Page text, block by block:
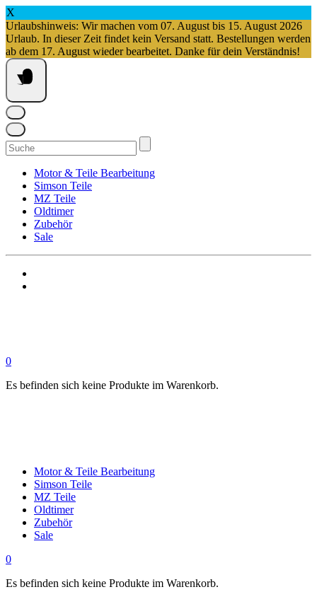
X
Urlaubshinweis: Wir machen vom 07. August bis 15. August 2026
Urlaub. In dieser Zeit findet kein Versand statt. Bestellungen werden
ab dem 17. August wieder bearbeitet. Danke für dein Verständnis!
Springe
zum
Inhalt
Suchen
nach:
Motor & Teile Bearbeitung
Simson Teile
MZ Teile
Oldtimer
Zubehör
Sale
0
Es befinden sich keine Produkte im Warenkorb.
Motor & Teile Bearbeitung
Simson Teile
MZ Teile
Oldtimer
Zubehör
Sale
0
Es befinden sich keine Produkte im Warenkorb.